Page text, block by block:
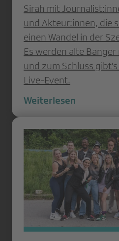
Sirah mit
und Akteur:innen, die
einen Wandel in der
Es werden alte
und zum Schluss
Live-Event.
Weiterlesen